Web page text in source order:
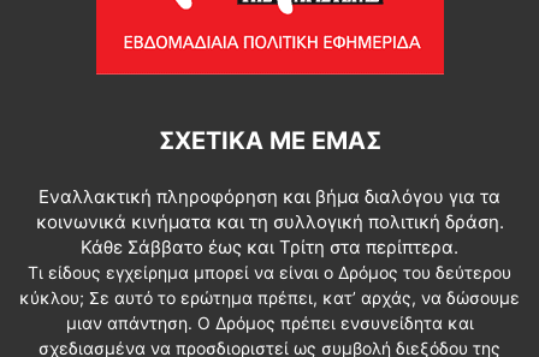
ΣΧΕΤΙΚΆ ΜΕ ΕΜΆΣ
Εναλλακτική πληροφόρηση και βήμα διαλόγου για τα
κοινωνικά κινήματα και τη συλλογική πολιτική δράση.
Κάθε Σάββατο έως και Τρίτη στα περίπτερα.
Τι είδους εγχείρημα μπορεί να είναι ο Δρόμος του δεύτερου
κύκλου; Σε αυτό το ερώτημα πρέπει, κατ’ αρχάς, να δώσουμε
μιαν απάντηση. Ο Δρόμος πρέπει ενσυνείδητα και
σχεδιασμένα να προσδιοριστεί ως συμβολή διεξόδου της